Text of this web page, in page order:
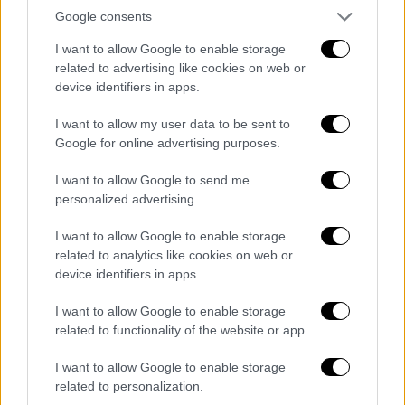
Google consents
I want to allow Google to enable storage
related to advertising like cookies on web or
device identifiers in apps.
I want to allow my user data to be sent to
Google for online advertising purposes.
I want to allow Google to send me
personalized advertising.
I want to allow Google to enable storage
related to analytics like cookies on web or
device identifiers in apps.
I want to allow Google to enable storage
related to functionality of the website or app.
I want to allow Google to enable storage
related to personalization.
Το Υπουργείο Υγείας δεν θα διστάσει να
λάβει μέτρα στο πλαίσιο του Νόμου
προκειμένου όλοι να εκτελούν τα νόμιμα
καθήκοντά τους.
Πώς έμεινε χωρίς Διοικητές το
Η υπόθεση με τοακέφαλο Νοσοκομείο της
ξεκίνησε πριν από λίγες ημέρες όταν
στο νησί μετέβη ο υπουργός Υγείας
προκειμένου να δει από κοντά γιατί δεν
Βενιζέλειο. Η έλλειψη ιατρικού προσωπικού
είχε «παγώσει» τα χειρουργεία στο
Νοσηλευτικό ίδρυμα αφού ελάχιστα και μόνο
τα επείγοντα πραγματοποιούνταν σε